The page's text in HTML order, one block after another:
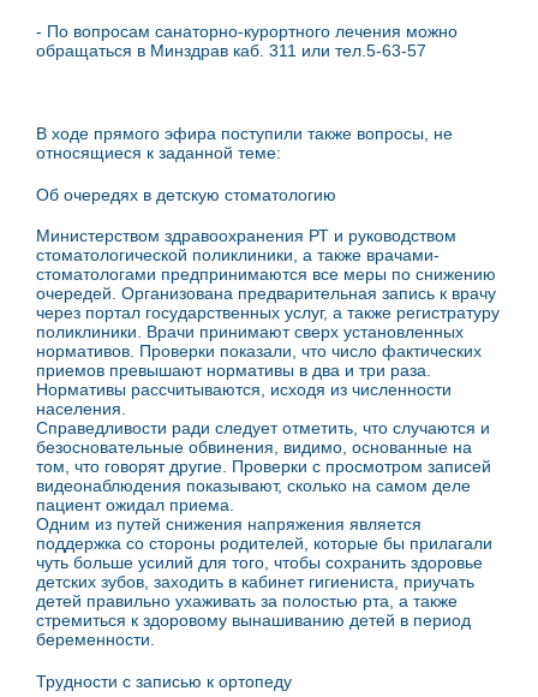
- По вопросам санаторно-курортного лечения можно
обращаться в Минздрав каб. 311 или тел.5-63-57
В ходе прямого эфира поступили также вопросы, не
относящиеся к заданной теме:
Об очередях в детскую стоматологию
Министерством здравоохранения РТ и руководством
стоматологической поликлиники, а также врачами-
стоматологами предпринимаются все меры по снижению
очередей. Организована предварительная запись к врачу
через портал государственных услуг, а также регистратуру
поликлиники. Врачи принимают сверх установленных
нормативов. Проверки показали, что число фактических
приемов превышают нормативы в два и три раза.
Нормативы рассчитываются, исходя из численности
населения.
Справедливости ради следует отметить, что случаются и
безосновательные обвинения, видимо, основанные на
том, что говорят другие. Проверки с просмотром записей
видеонаблюдения показывают, сколько на самом деле
пациент ожидал приема.
Одним из путей снижения напряжения является
поддержка со стороны родителей, которые бы прилагали
чуть больше усилий для того, чтобы сохранить здоровье
детских зубов, заходить в кабинет гигиениста, приучать
детей правильно ухаживать за полостью рта, а также
стремиться к здоровому вынашиванию детей в период
беременности.
Трудности с записью к ортопеду